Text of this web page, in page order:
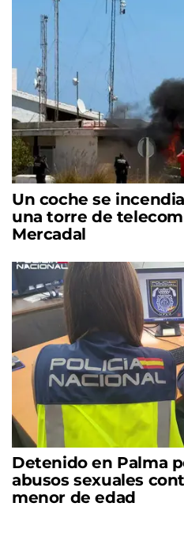
Un coche se
una torre de
Mercadal
Detenido en Palma
abusos sexuales
menor de edad